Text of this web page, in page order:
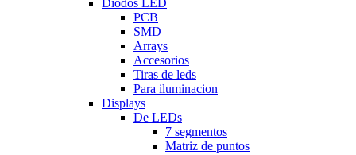
PCB
SMD
Arrays
Accesorios
Tiras de leds
Para iluminacion
Displays
De LEDs
7 segmentos
Matriz de puntos